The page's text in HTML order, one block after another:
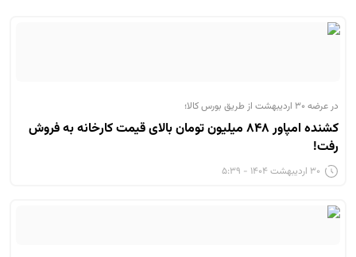
در عرضه ۳۰ اردیبهشت از طریق بورس کالا؛
کشنده امپاور ۸۴۸ میلیون تومان بالای قیمت کارخانه به فروش
رفت!
۳۰ اردیبهشت ۱۴۰۴ - ۵:۳۹